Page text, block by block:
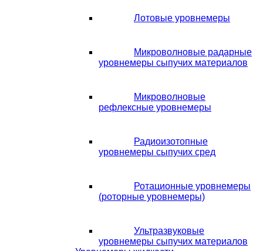
Лотовые уровнемеры
Микроволновые радарные
уровнемеры сыпучих материалов
Микроволновые
рефлексные уровнемеры
Радиоизотопные
уровнемеры сыпучих сред
Ротационные уровнемеры
(роторные уровнемеры)
Ультразвуковые
уровнемеры сыпучих материалов